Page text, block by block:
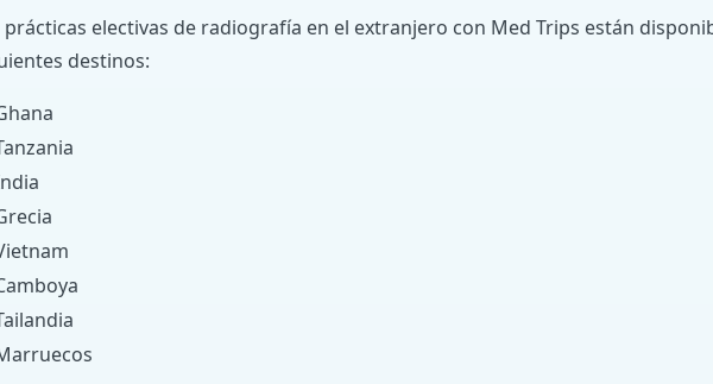
prácticas electivas de radiografía en el extranjero con Med Trips están
destinos: